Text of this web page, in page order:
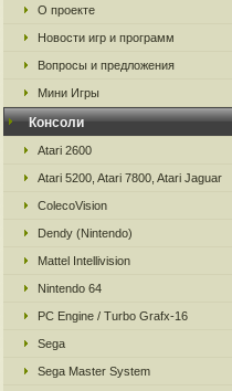
О проекте
Новости игр и программ
Вопросы и предложения
Мини Игры
Консоли
Atari 2600
Atari 5200, Atari 7800, Atari Jaguar
ColecoVision
Dendy (Nintendo)
Mattel Intellivision
Nintendo 64
PC Engine / Turbo Grafx-16
Sega
Sega Master System